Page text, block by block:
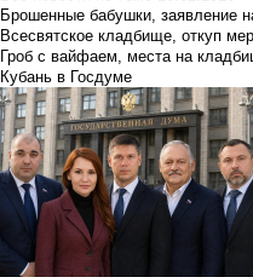
Брошенные бабушки, заявление
Всесвятское кладбище, откуп
Гроб с вайфаем, места на
Кубань в Госдуме